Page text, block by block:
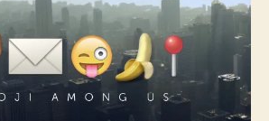
aus
der
Mitte
der
Gesellschaft